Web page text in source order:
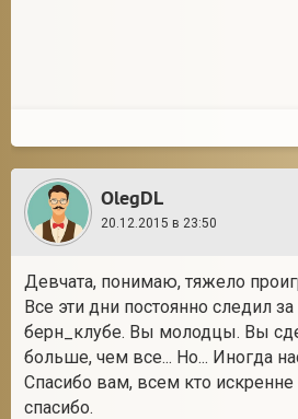
OlegDL
20.12.2015 в 23:50
Девчата, понимаю, тяжело
Все эти дни постоянно следил
берн_клубе. Вы молодцы. Вы
больше, чем все... Но... Иногда
Спасибо вам, всем кто
спасибо.